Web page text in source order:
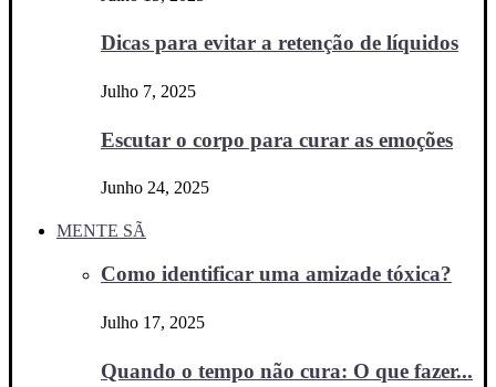
Dicas para evitar a retenção de líquidos
Julho 7, 2025
Escutar o corpo para curar as emoções
Junho 24, 2025
MENTE SÃ
Como identificar uma amizade tóxica?
Julho 17, 2025
Quando o tempo não cura: O que fazer...